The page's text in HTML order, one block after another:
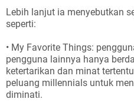
Lebih lanjut ia menyebutkan
seperti:
• My Favorite Things:
pengguna lainnya hanya
ketertarikan dan minat
peluang millennials untuk
diminati.